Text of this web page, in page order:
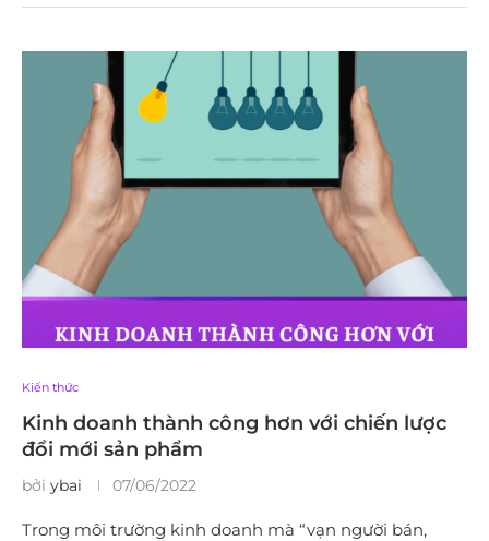
Kiến thức
Kinh doanh thành công hơn với chiến lược
đổi mới sản phẩm
bởi ybai 07/06/2022
Trong môi trường kinh doanh mà “vạn người bán,